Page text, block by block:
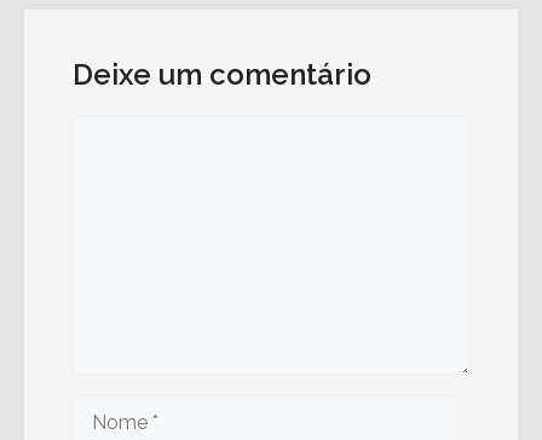
Deixe um comentário